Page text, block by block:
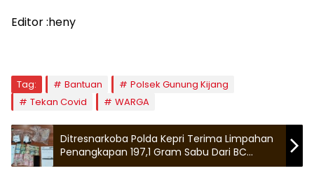
Editor :heny
Tag: Bantuan
Polsek Gunung Kijang
Tekan Covid
WARGA
Ditresnarkoba Polda Kepri Terima Limpahan
Penangkapan 197,1 Gram Sabu Dari BC
Batam